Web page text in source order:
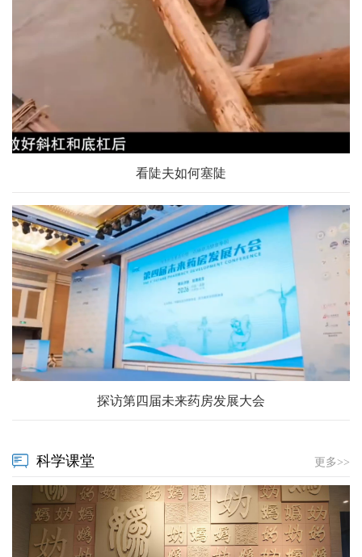
看陡夫如何塞陡
探访第四届未来药房发展大会
科学课堂 更多>>